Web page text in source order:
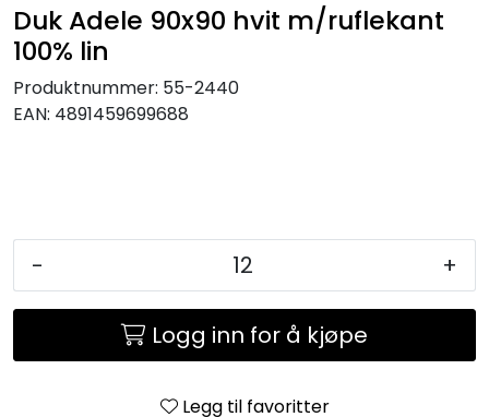
Duk Adele 90x90 hvit m/ruflekant
100% lin
Produktnummer: 55-2440
EAN: 4891459699688
- +
Logg inn for å kjøpe
Legg til favoritter
JUL